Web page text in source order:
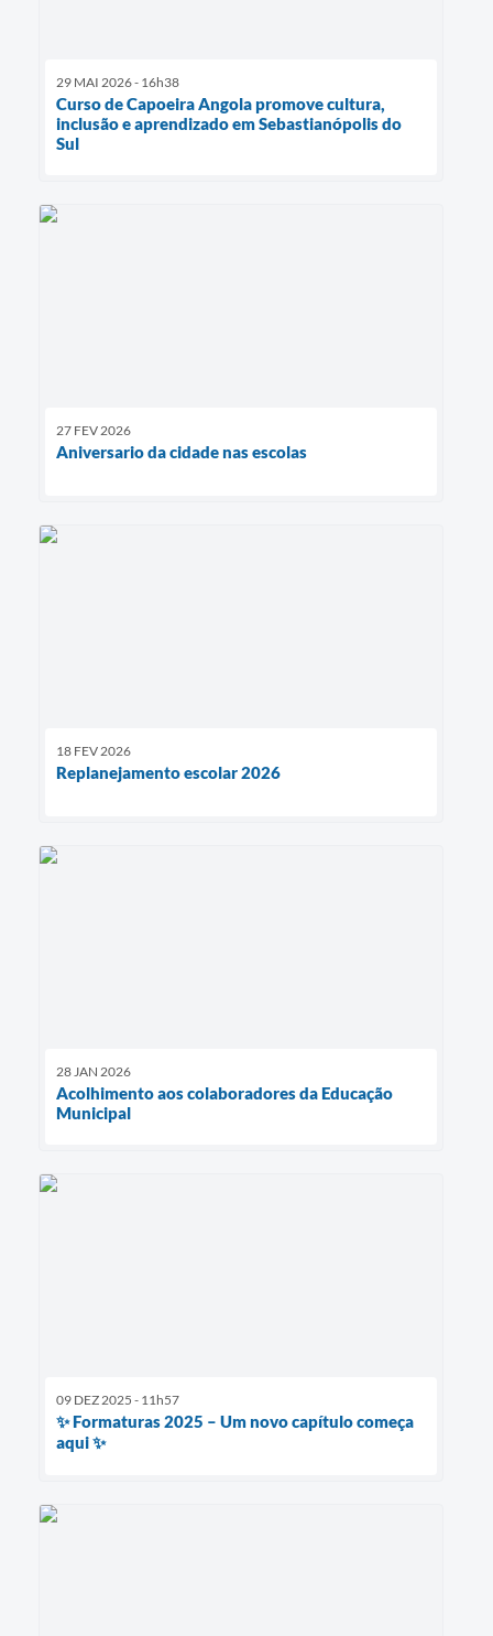
29 MAI 2026 - 16h38
Curso de Capoeira Angola promove cultura,
inclusão e aprendizado em Sebastianópolis do
Sul
27 FEV 2026
Aniversario da cidade nas escolas
18 FEV 2026
Replanejamento escolar 2026
28 JAN 2026
Acolhimento aos colaboradores da Educação
Municipal
09 DEZ 2025 - 11h57
✨ Formaturas 2025 – Um novo capítulo começa
aqui ✨